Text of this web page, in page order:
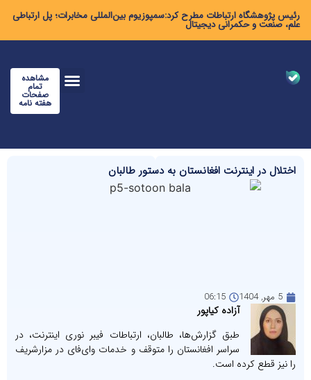
رئیس پژوهشگاه ارتباطات مطرح کرد:سمپوزیوم بین‌المللی مخابرات؛ پل ارتباطی
علم، صنعت و حکمرانی دیجیتال
مشاهده
تمام
صفحات
هفته نامه
اختلال در اینترنت افغانستان به دستور طالبان
5 مهر, 1404 06:15
آزاده کیاپور
طبق گزارش‌ها، طالبان، ارتباطات فیبر نوری اینترنت، در
سراسر افغانستان را متوقف و خدمات وای‌فای در مزارشریف
را نیز قطع کرده‌ است.